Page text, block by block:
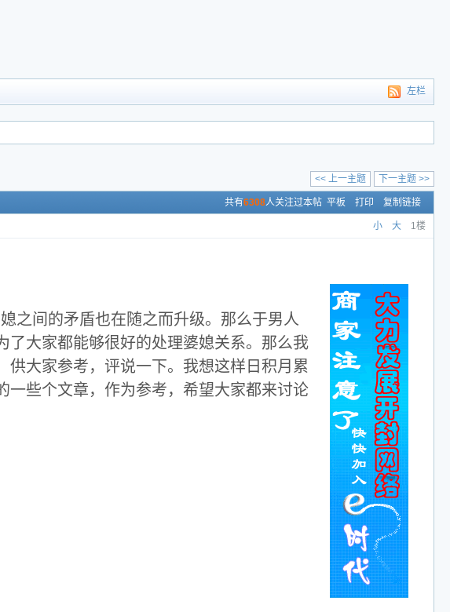
左栏
下一主题 >>
<< 上一主题
共有6308人关注过本帖 平板 打印 复制链接
小 大 1楼
之间的矛盾也在随之而升级。那么于男人
了大家都能够很好的处理婆媳关系。那么我
大家参考，评说一下。我想这样日积月累
一些个文章，作为参考，希望大家都来讨论